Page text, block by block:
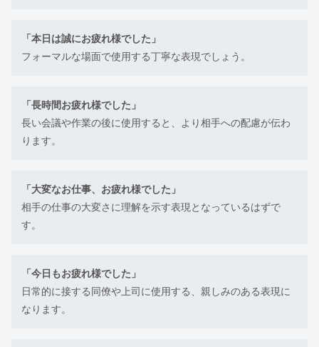
「本日は誠にお疲れ様でした」
フォーマルな場面で使用する丁寧な表現でしょう。
「長時間お疲れ様でした」
長い会議や作業の後に使用すると、より相手への配慮が伝わ
ります。
「大変なお仕事、お疲れ様でした」
相手の仕事の大変さに理解を示す表現となっているはずで
す。
「今日もお疲れ様でした」
日常的に接する同僚や上司に使用する、親しみのある表現に
なります。